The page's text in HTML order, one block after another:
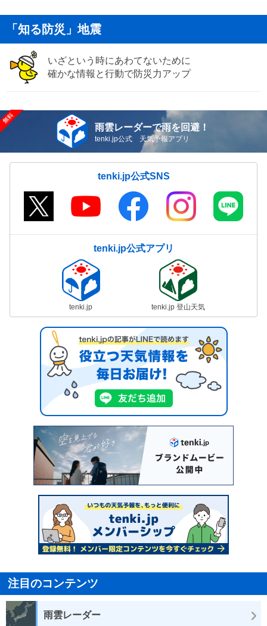
「知る防災」地震
いざという時にあわてないために
確かな情報と行動で防災力アップ
雨雲レーダーで雨を回避！
tenki.jp公式 天気予報アプリ
tenki.jp公式SNS
tenki.jp公式アプリ
tenki.jp tenki.jp 登山天気
注目のコンテンツ
雨雲レーダー